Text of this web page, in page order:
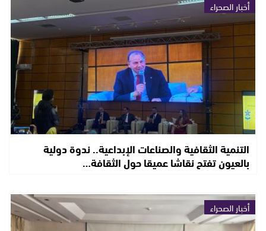
أخبار الصحراء
التنمية الثقافية والصناعات الإبداعية.. ندوة دولية
بالعيون تفتح نقاشا عميقا حول الثقافة…
أخبار الصحراء